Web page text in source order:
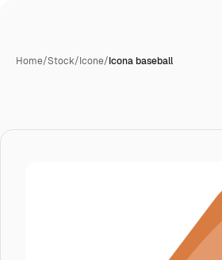
Home/Stock/Icone/Icona baseball